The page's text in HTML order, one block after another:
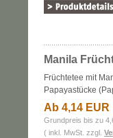
Manila
Früchtetee mit
Papayastücke
Ab 4,14 EUR
Grundpreis bis zu
( inkl. MwSt. zzgl.